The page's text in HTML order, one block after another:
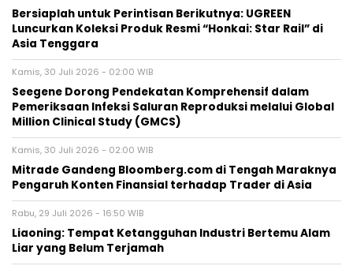
Bersiaplah untuk Perintisan Berikutnya: UGREEN
Luncurkan Koleksi Produk Resmi “Honkai: Star Rail” di
Asia Tenggara
Kamis, 30 Juli 2026 - 02:00 WIB
Seegene Dorong Pendekatan Komprehensif dalam
Pemeriksaan Infeksi Saluran Reproduksi melalui Global
Million Clinical Study (GMCS)
Kamis, 30 Juli 2026 - 02:00 WIB
Mitrade Gandeng Bloomberg.com di Tengah Maraknya
Pengaruh Konten Finansial terhadap Trader di Asia
Rabu, 29 Juli 2026 - 16:50 WIB
Liaoning: Tempat Ketangguhan Industri Bertemu Alam
Liar yang Belum Terjamah